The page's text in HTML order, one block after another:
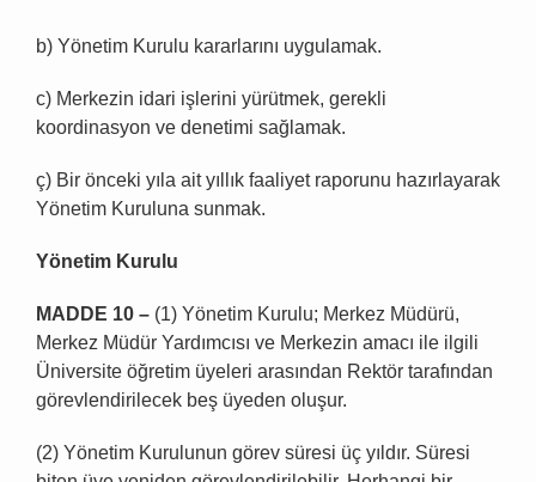
b) Yönetim Kurulu kararlarını uygulamak.
c) Merkezin idari işlerini yürütmek, gerekli
koordinasyon ve denetimi sağlamak.
ç) Bir önceki yıla ait yıllık faaliyet raporunu hazırlayarak
Yönetim Kuruluna sunmak.
Yönetim Kurulu
MADDE 10 – (1) Yönetim Kurulu; Merkez Müdürü,
Merkez Müdür Yardımcısı ve Merkezin amacı ile ilgili
Üniversite öğretim üyeleri arasından Rektör tarafından
görevlendirilecek beş üyeden oluşur.
(2) Yönetim Kurulunun görev süresi üç yıldır. Süresi